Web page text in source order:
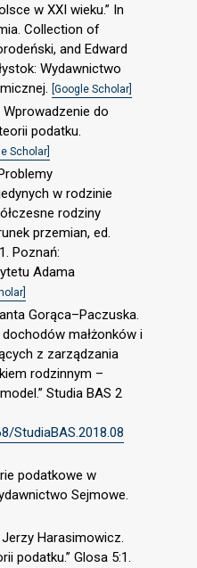
w XXI wieku.” In
Collection of
and Edward
Wydawnictwo
[Google Scholar]
Wprowadzenie do
podatku.
Scholar]
w rodzinie
rodziny
przemian, ed.
Poznań:
Adama
Gorąca–Paczuska.
małżonków i
z zarządzania
rodzinnym –
Studia BAS 2
StudiaBAS.2018.08
podatkowe w
Sejmowe.
Harasimowicz.
podatku.” Glosa 5:1.